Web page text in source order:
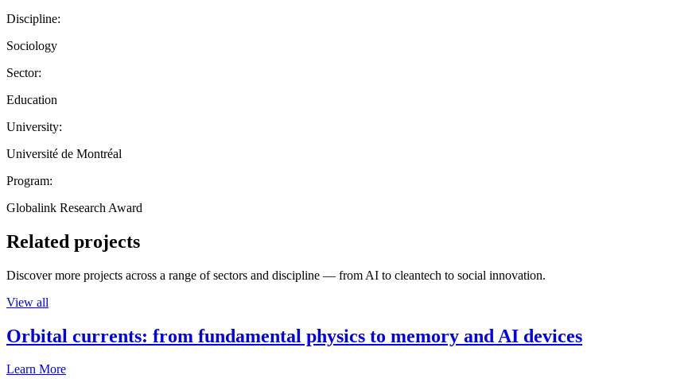
Discipline:
Sociology
Sector:
Education
University:
Université de Montréal
Program:
Globalink Research Award
Related projects
Discover more projects across a range of sectors and discipline — from AI to cleantech to social innovation.
View all
Orbital currents: from fundamental physics to memory and AI devices
Learn More